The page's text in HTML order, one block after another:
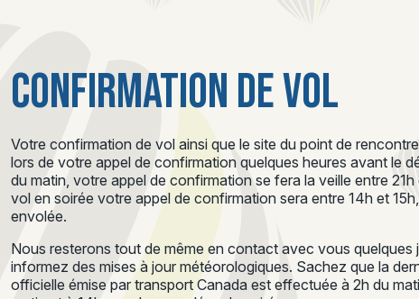
CONFIRMATION DE VOL
Votre confirmation de vol ainsi que le site du point de
lors de votre appel de confirmation quelques heures avant le
du matin, votre appel de confirmation se fera la veille entre
vol en soirée votre appel de confirmation sera entre 14h et
envolée.
Nous resterons tout de même en contact avec vous
informez des mises à jour météorologiques. Sachez que la
officielle émise par transport Canada est effectuée à 2h du